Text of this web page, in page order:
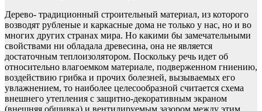
Дерево- традиционный строительный материал, из которого
возводят рубленые и каркасные дома не только у нас, но и во
многих других странах мира. Но какими бы замечательными
свойствами ни обладала древесина, она не является
достаточным теплоизолятором. Поскольку речь идет об
относительно влагоемком материале, подверженном гниению,
воздействию грибка и прочих болезней, вызываемых его
увлажнением, то наиболее целесообразной считается схема
внешнего утепления с защитно-декоративным экраном
(внешняя обшивка) и вентилируемым зазором между этим